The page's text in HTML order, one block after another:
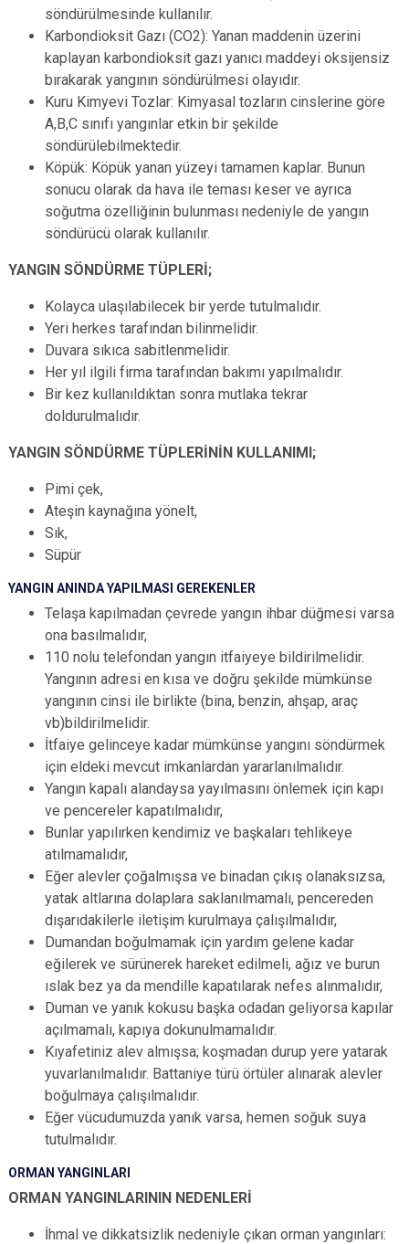
söndürülmesinde kullanılır.
Karbondioksit Gazı (CO2): Yanan maddenin üzerini
kaplayan karbondioksit gazı yanıcı maddeyi oksijensiz
bırakarak yangının söndürülmesi olayıdır.
Kuru Kimyevi Tozlar: Kimyasal tozların cinslerine göre
A,B,C sınıfı yangınlar etkin bir şekilde
söndürülebilmektedir.
Köpük: Köpük yanan yüzeyi tamamen kaplar. Bunun
sonucu olarak da hava ile teması keser ve ayrıca
soğutma özelliğinin bulunması nedeniyle de yangın
söndürücü olarak kullanılır.
YANGIN SÖNDÜRME TÜPLERİ;
Kolayca ulaşılabilecek bir yerde tutulmalıdır.
Yeri herkes tarafından bilinmelidir.
Duvara sıkıca sabitlenmelidir.
Her yıl ilgili firma tarafından bakımı yapılmalıdır.
Bir kez kullanıldıktan sonra mutlaka tekrar
doldurulmalıdır.
YANGIN SÖNDÜRME TÜPLERİNİN KULLANIMI;
Pimi çek,
Ateşin kaynağına yönelt,
Sık,
Süpür
YANGIN ANINDA YAPILMASI GEREKENLER
Telaşa kapılmadan çevrede yangın ihbar düğmesi varsa
ona basılmalıdır,
110 nolu telefondan yangın itfaiyeye bildirilmelidir.
Yangının adresi en kısa ve doğru şekilde mümkünse
yangının cinsi ile birlikte (bina, benzin, ahşap, araç
vb)bildirilmelidir.
İtfaiye gelinceye kadar mümkünse yangını söndürmek
için eldeki mevcut imkanlardan yararlanılmalıdır.
Yangın kapalı alandaysa yayılmasını önlemek için kapı
ve pencereler kapatılmalıdır,
Bunlar yapılırken kendimiz ve başkaları tehlikeye
atılmamalıdır,
Eğer alevler çoğalmışsa ve binadan çıkış olanaksızsa,
yatak altlarına dolaplara saklanılmamalı, pencereden
dışarıdakilerle iletişim kurulmaya çalışılmalıdır,
Dumandan boğulmamak için yardım gelene kadar
eğilerek ve sürünerek hareket edilmeli, ağız ve burun
ıslak bez ya da mendille kapatılarak nefes alınmalıdır,
Duman ve yanık kokusu başka odadan geliyorsa kapılar
açılmamalı, kapıya dokunulmamalıdır.
Kıyafetiniz alev almışsa; koşmadan durup yere yatarak
yuvarlanılmalıdır. Battaniye türü örtüler alınarak alevler
boğulmaya çalışılmalıdır.
Eğer vücudumuzda yanık varsa, hemen soğuk suya
tutulmalıdır.
ORMAN YANGINLARI
ORMAN YANGINLARININ NEDENLERİ
İhmal ve dikkatsizlik nedeniyle çıkan orman yangınları: